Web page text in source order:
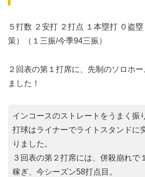
５打数 ２安打 ２打点 １本塁打 ０盗
策）（１三振/今季94三振）
２回表の第１打席に、先制のソロホ
ました！
インコースのストレートをうまく振
打球はライナーでライトスタンドに
りました。
３回表の第２打席には、併殺崩れで
稼ぎ、今シーズン58打点目。